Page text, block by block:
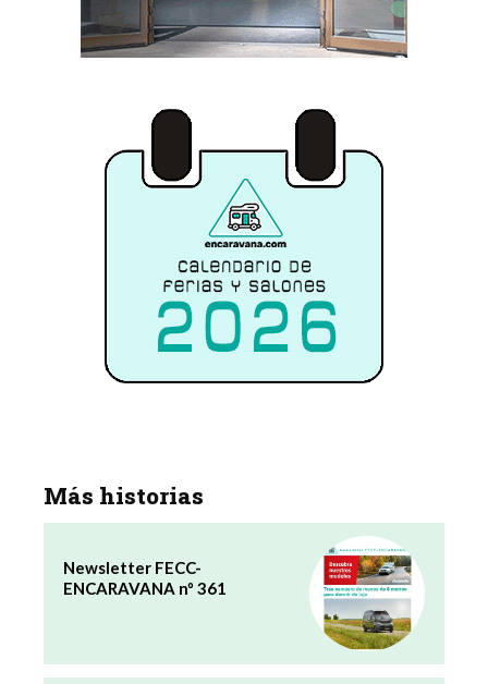
Más historias
Newsletter FECC-
ENCARAVANA nº 361